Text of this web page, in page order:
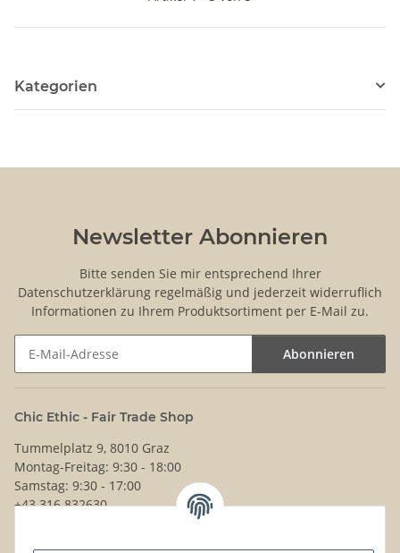
Kategorien
Newsletter Abonnieren
Bitte senden Sie mir entsprechend Ihrer
Datenschutzerklärung regelmäßig und jederzeit widerruflich
Informationen zu Ihrem Produktsortiment per E-Mail zu.
Abonnieren
Chic Ethic - Fair Trade Shop
Tummelplatz 9, 8010 Graz
Montag-Freitag: 9:30 - 18:00
Samstag: 9:30 - 17:00
+43 316 832630